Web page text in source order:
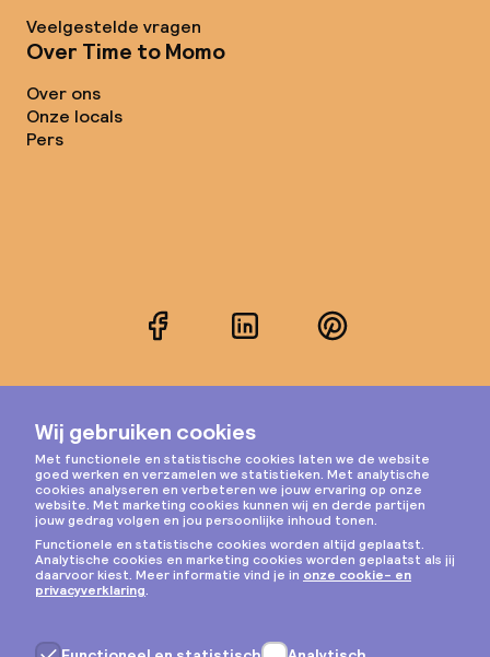
Veelgestelde vragen
Over Time to Momo
Over ons
Onze locals
Pers
FacebookLinkedInPinterest
Instagram
Privacy & cookies